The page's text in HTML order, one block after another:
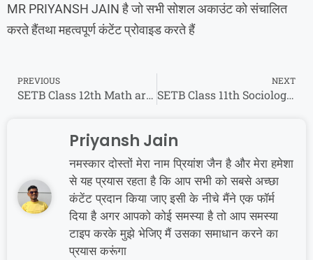
MR PRIYANSH JAIN है जो सभी सोशल अकाउंट को संचालित
करते हैंतथा महत्वपूर्ण कंटेंट प्रोवाइड करते हैं
PREVIOUS
SETB Class 12th Math ardhvaarshik paper 2023 || कक्षा 12वी गणित पेपर अर्धवार्षिक परीक्षा 2023
NEXT
SETB Class 11th Sociology ardhvaarshik paper 2023 || कक्षा 11वी समाजशास्त्र पेपर अर्धवार्षिक परीक्षा 2023
Priyansh Jain
नमस्कार दोस्तों मेरा नाम प्रियांश जैन है और मेरा हमेशा
से यह प्रयास रहता है कि आप सभी को सबसे अच्छा
कंटेंट प्रदान किया जाए इसी के नीचे मैंने एक फॉर्म
दिया है अगर आपको कोई समस्या है तो आप समस्या
टाइप करके मुझे भेजिए मैं उसका समाधान करने का
प्रयास करूंगा